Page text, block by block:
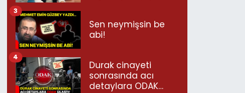
Sen neymişsin be
abi!
3
Durak cinayeti
sonrasında acı
detaylara ODAK
4